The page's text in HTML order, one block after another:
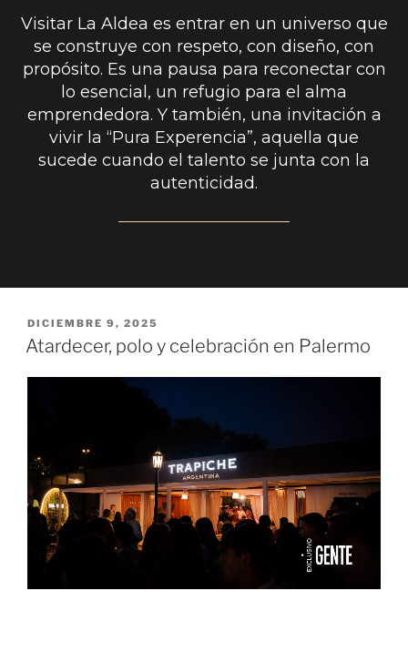
Visitar La Aldea es entrar en un universo que
se construye con respeto, con diseño, con
propósito. Es una pausa para reconectar con
lo esencial, un refugio para el alma
emprendedora. Y también, una invitación a
vivir la “Pura Experencia”, aquella que
sucede cuando el talento se junta con la
autenticidad.
DICIEMBRE 9, 2025
Atardecer, polo y celebración en Palermo